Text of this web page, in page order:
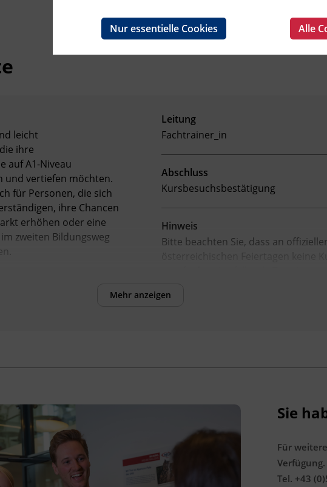
leicht
ihre
auf A1-Niveau
und vertiefen möchten.
für Personen, die sich
ihre Chancen
erhöhen oder eine
zweiten Bildungsweg
Erhöhung der Chancen
Leitung
Fachtrainer_in
Abschluss
Kursbesuchsbestätigung
Hinweis
Bitte beachten Sie, dass an
österreichischen Feiertagen keine
Ersatzterminen bzw. Ersatzfreitagen
BFI Schwaz
Förderhinweis
Das Land Tirol fördert bis zu
der Kurskosten. Nähere
finden Sie unter
www.mein-
Mehr anzeigen
Sie
Für
Verfügung.
Tel. +43
Nur essentielle Cookies Alle